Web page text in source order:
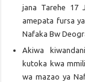
jana Tarehe 17
amepata fursa
Nafaka Bw
Akiwa
kutoka kwa
wa mazao ya